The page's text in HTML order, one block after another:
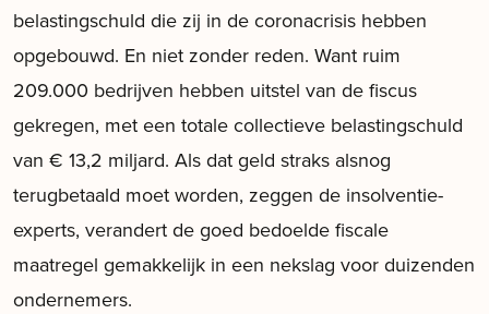
belastingschuld die zij in de coronacrisis hebben
opgebouwd. En niet zonder reden. Want ruim
209.000 bedrijven hebben uitstel van de fiscus
gekregen, met een totale collectieve belastingschuld
van € 13,2 miljard. Als dat geld straks alsnog
terugbetaald moet worden, zeggen de insolventie-
experts, verandert de goed bedoelde fiscale
maatregel gemakkelijk in een nekslag voor duizenden
ondernemers.